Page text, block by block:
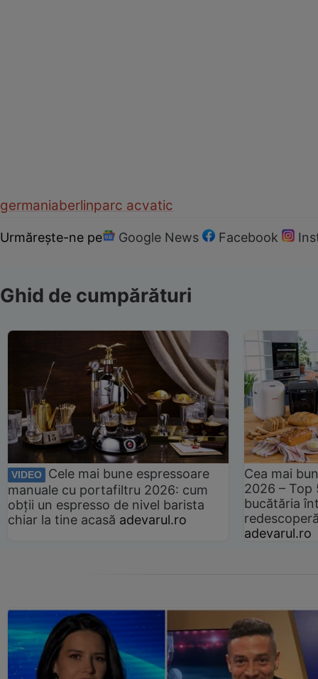
germaniaberlinparc acvatic
Urmărește-ne pe Google News Facebook
Ghid de cumpărături
VIDEO
Cele mai bune espressoare
manuale cu portafiltru 2026: cum
obții un espresso de nivel barista
chiar la tine acasă adevarul.ro
Cea mai
2026 –
bucătăria
adevarul.ro